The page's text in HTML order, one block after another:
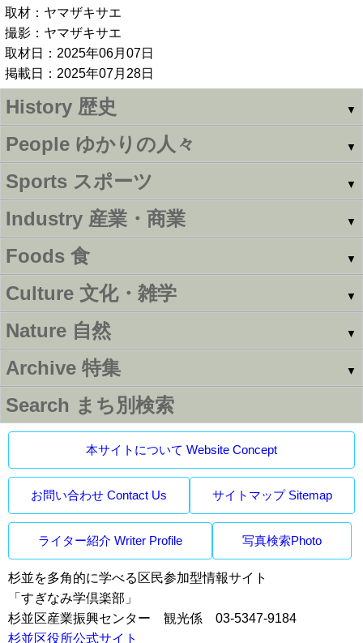
取材：ヤマザキサエ
撮影：ヤマザキサエ
取材日：2025年06月07日
掲載日：2025年07月28日
History 歴史 ▼
People ゆかりの人々 ▼
Sports スポーツ ▼
Industry 産業・商業 ▼
Foods 食 ▼
Culture 文化・雑学 ▼
Nature 自然 ▼
Archive 特集 ▼
Search まち別検索
本サイトについて Website Concept
お問い合わせ Contact Us サイトマップ Sitemap
ライター紹介 Writer Profile 写真検索Photo
杉並を多角的に学べる区民参加型情報サイト
「すぎなみ学倶楽部」
杉並区産業振興センター 観光係 03-5347-9184
杉並区役所公式サイト